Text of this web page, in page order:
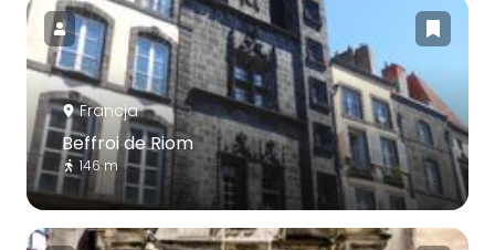
Francja
Beffroi de Riom
146 m